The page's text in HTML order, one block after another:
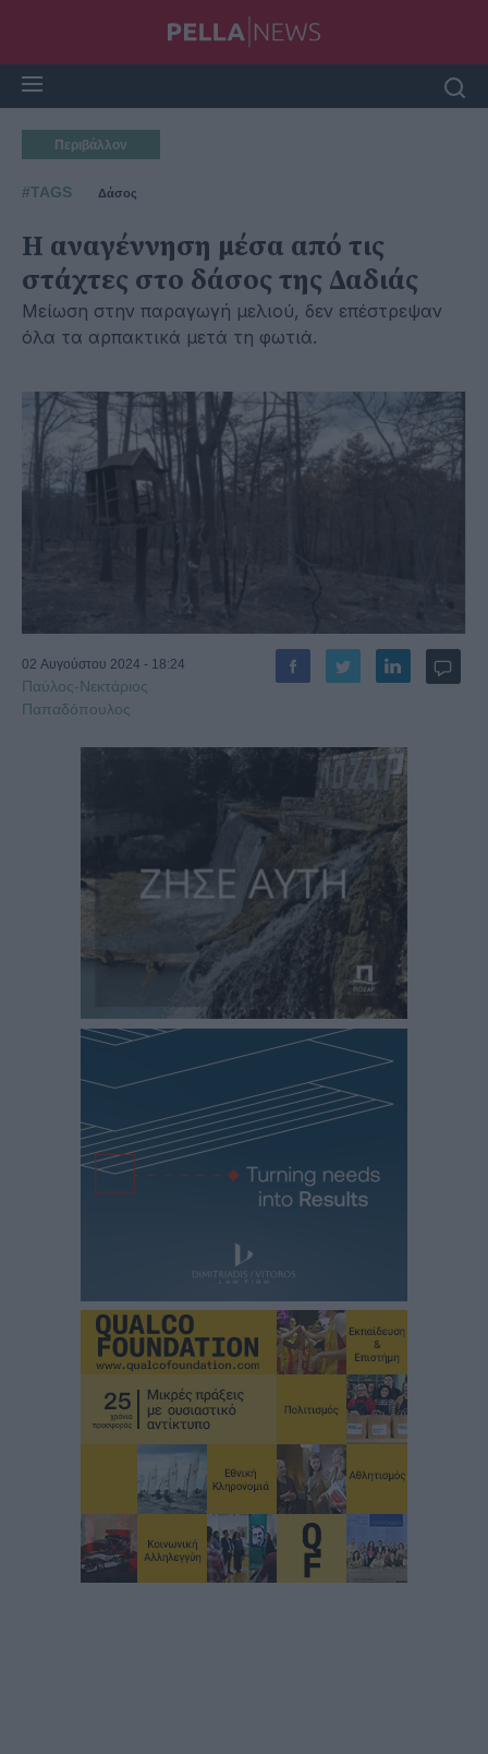
Περιβάλλον
#TAGS Δάσος
Η αναγέννηση μέσα από τις
στάχτες στο δάσος της Δαδιάς
Μείωση στην παραγωγή μελιού, δεν επέστρεψαν
όλα τα αρπακτικά μετά τη φωτιά.
02 Αυγούστου 2024 - 18:24
Παύλος-Νεκτάριος
Παπαδόπουλος